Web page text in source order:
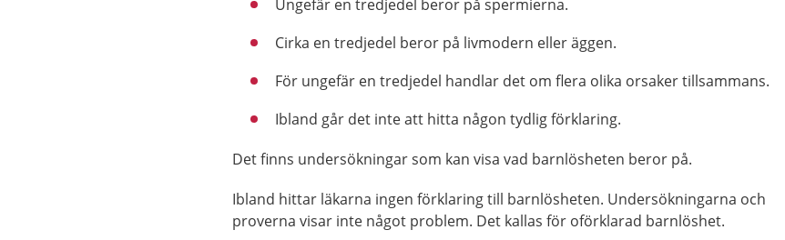
Ungefär en tredjedel beror på spermierna.
Cirka en tredjedel beror på livmodern eller äggen.
För ungefär en tredjedel handlar det om flera olika orsaker tillsammans.
Ibland går det inte att hitta någon tydlig förklaring.
Det finns undersökningar som kan visa vad barnlösheten beror på.
Ibland hittar läkarna ingen förklaring till barnlösheten. Undersökningarna och
proverna visar inte något problem. Det kallas för oförklarad barnlöshet.